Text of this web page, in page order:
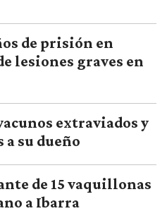
de prisión en
lesiones graves en
extraviados y
su dueño
de 15 vaquillonas
a Ibarra